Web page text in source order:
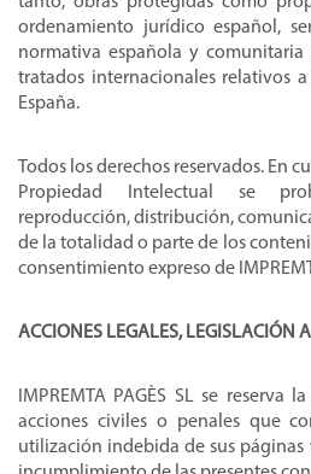
ordenamiento jurídico español,
normativa española y
tratados internacionales relativos
España.
Todos los derechos reservados. En
Propiedad Intelectual se
reproducción, distribución,
de la totalidad o parte de los
consentimiento expreso de
ACCIONES LEGALES, LEGISLACIÓN
IMPREMTA PAGÈS SL se reserva
acciones civiles o penales que
utilización indebida de sus